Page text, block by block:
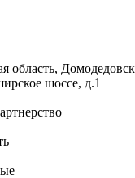
область,
шоссе, д.1